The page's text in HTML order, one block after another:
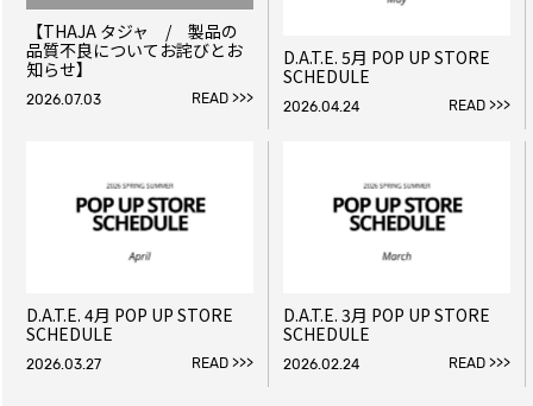
【THAJA タジャ / 製品の
品質不良についてお詫びとお
知らせ】
2026.07.03 READ >>>
D.A.T.E. 5月 POP UP STORE
SCHEDULE
2026.04.24 READ >>>
D.A.T.E. 4月 POP UP STORE
SCHEDULE
2026.03.27 READ >>>
D.A.T.E. 3月 POP UP STORE
SCHEDULE
2026.02.24 READ >>>